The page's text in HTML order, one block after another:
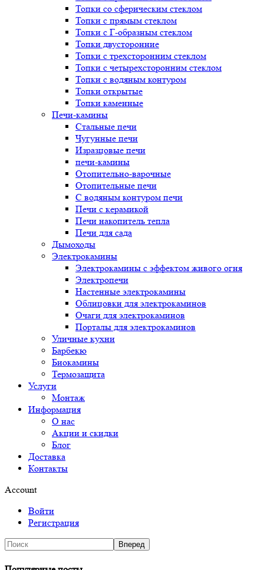
Топки со сферическим стеклом
Топки с прямым стеклом
Топки с Г-образным стеклом
Топки двусторонние
Топки с трехсторонним стеклом
Топки с четырехсторонним стеклом
Топки с водяным контуром
Топки открытые
Топки каменные
Печи-камины
Стальные печи
Чугунные печи
Изразцовые печи
печи-камины
Отопительно-варочные
Отопительные печи
С водяным контуром печи
Печи с керамикой
Печи накопитель тепла
Печи для сада
Дымоходы
Электрокамины
Электрокамины с эффектом живого огня
Электропечи
Настенные электрокамины
Облицовки для электрокаминов
Очаги для электрокаминов
Порталы для электрокаминов
Уличные кухни
Барбекю
Биокамины
Термозащита
Услуги
Монтаж
Информация
О нас
Акции и скидки
Блог
Доставка
Контакты
Account
Войти
Регистрация